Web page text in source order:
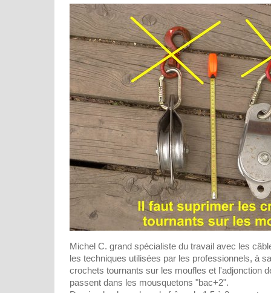
Michel C. grand spécialiste du travail avec les
les techniques utilisées par les professionnels, à
crochets tournants sur les moufles et l'adjonction
passent dans les mousquetons "bac+2".